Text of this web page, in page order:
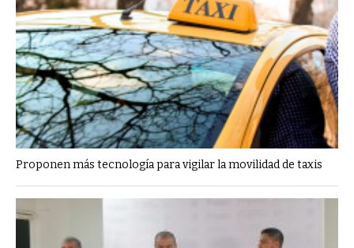
Proponen más tecnología para vigilar la movilidad de taxis